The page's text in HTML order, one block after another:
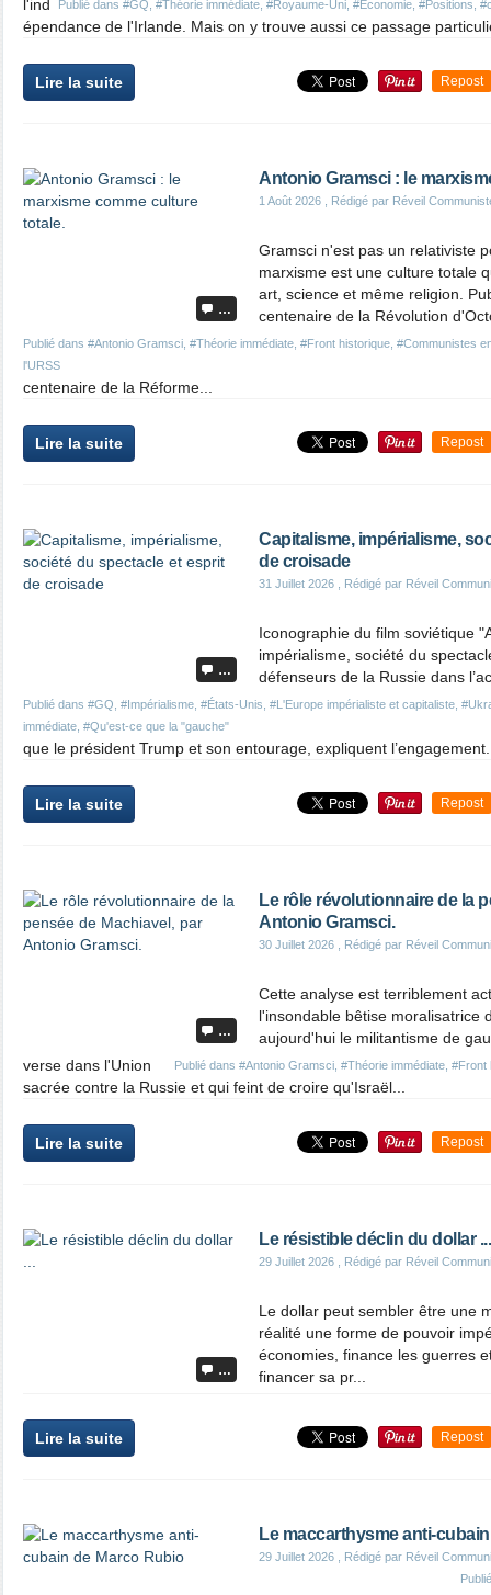
Publié dans #GQ #Théorie immédiate #Royaume-Uni #Economie #Positions
l'ind
épendance de l'Irlande. Mais on y trouve aussi ce passage
Lire la suite Repost
…
Antonio Gramsci : le
1 Août 2026 , Rédigé par Réveil
Publié dans #Antonio Gramsci #Théorie immédiate #Front historique #Communistes
l'URSS
Gramsci n'est pas un relativiste
marxisme est une culture totale
art, science et même religion.
centenaire de la Révolution
centenaire de la Réforme...
Lire la suite Repost
…
Capitalisme, impérialisme,
de croisade
31 Juillet 2026 , Rédigé par Réveil
Publié dans #GQ #Impérialisme #États-Unis #L'Europe impérialiste et capitaliste
immédiate #Qu'est-ce que la "gauche"
Iconographie du film soviétique
impérialisme, société du
défenseurs de la Russie dans
que le président Trump et son entourage, expliquent
Lire la suite Repost
…
Le rôle révolutionnaire de la
Antonio Gramsci.
30 Juillet 2026 , Rédigé par Réveil
Publié dans #Antonio Gramsci #Théorie immédiate #Front
Cette analyse est terriblement
l'insondable bêtise moralisatrice
aujourd'hui le militantisme de
verse dans l'Union
sacrée contre la Russie et qui feint de croire qu'Israël...
Lire la suite Repost
…
Le résistible déclin du dollar ...
29 Juillet 2026 , Rédigé par Réveil
Le dollar peut sembler être une
réalité une forme de pouvoir
économies, finance les guerres
financer sa pr...
Lire la suite Repost
Le maccarthysme anti-
29 Juillet 2026 , Rédigé par Réveil